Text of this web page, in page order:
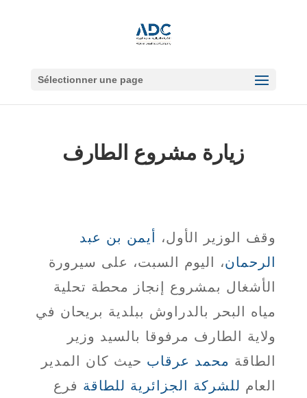
Sélectionner une page
زيارة مشروع الطارف
وقف الوزير الأول،
أيمن بن عبد
الرحمان، اليوم السبت، على سيرورة
الأشغال بمشروع إنجاز محطة تحلية
مياه البحر بالدراوش ببلدية بريحان في
ولاية الطارف مرفوقا بالسيد وزير
الطاقة محمد عرقاب حيث كان المدير
العام للشركة الجزائرية للطاقة فرع